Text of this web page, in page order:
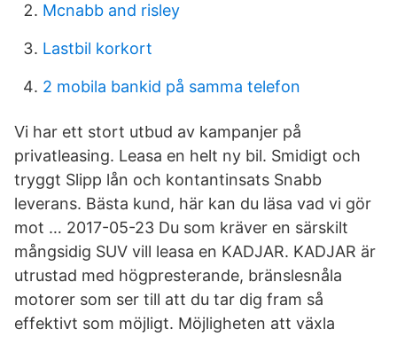
Mcnabb and risley
Lastbil korkort
2 mobila bankid på samma telefon
Vi har ett stort utbud av kampanjer på
privatleasing. Leasa en helt ny bil. Smidigt och
tryggt Slipp lån och kontantinsats Snabb
leverans. Bästa kund, här kan du läsa vad vi gör
mot … 2017-05-23 Du som kräver en särskilt
mångsidig SUV vill leasa en KADJAR. KADJAR är
utrustad med högpresterande, bränslesnåla
motorer som ser till att du tar dig fram så
effektivt som möjligt. Möjligheten att växla